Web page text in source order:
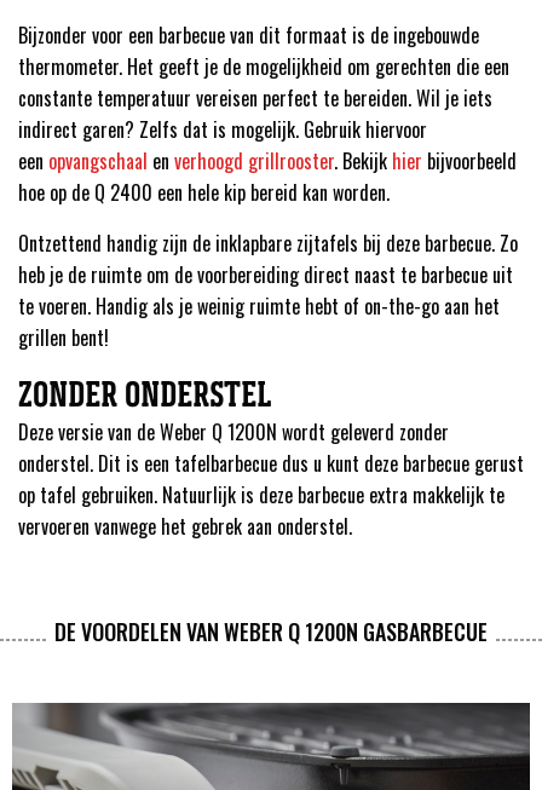
Bijzonder voor een barbecue van dit formaat is de ingebouwde
thermometer. Het geeft je de mogelijkheid om gerechten die een
constante temperatuur vereisen perfect te bereiden. Wil je iets
indirect garen? Zelfs dat is mogelijk. Gebruik hiervoor
een opvangschaal en verhoogd grillrooster. Bekijk hier bijvoorbeeld
hoe op de Q 2400 een hele kip bereid kan worden.
Ontzettend handig zijn de inklapbare zijtafels bij deze barbecue. Zo
heb je de ruimte om de voorbereiding direct naast te barbecue uit
te voeren. Handig als je weinig ruimte hebt of on-the-go aan het
grillen bent!
ZONDER ONDERSTEL
Deze versie van de Weber Q 1200N wordt geleverd zonder
onderstel. Dit is een tafelbarbecue dus u kunt deze barbecue gerust
op tafel gebruiken. Natuurlijk is deze barbecue extra makkelijk te
vervoeren vanwege het gebrek aan onderstel.
DE VOORDELEN VAN WEBER Q 1200N GASBARBECUE